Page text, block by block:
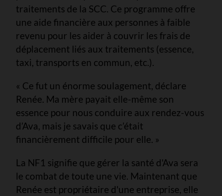
traitements de la SCC. Ce programme offre
une aide financière aux personnes à faible
revenu pour les aider à couvrir les frais de
déplacement liés aux traitements (essence,
taxi, transports en commun, etc.).
« Ce fut un énorme soulagement, déclare
Renée. Ma mère payait elle-même son
essence pour nous conduire aux rendez-vous
d’Ava, mais je savais que c’était
financièrement difficile pour elle. »
La NF1 signifie que gérer la santé d'Ava sera
le combat de toute une vie. Maintenant que
Renée est propriétaire d'une entreprise, elle